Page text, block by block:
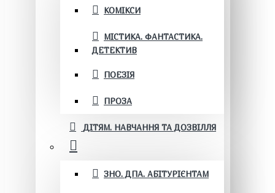
КОМІКСИ
МІСТИКА. ФАНТАСТИКА.
ДЕТЕКТИВ
ПОЕЗІЯ
ПРОЗА
ДІТЯМ. НАВЧАННЯ ТА ДОЗВІЛЛЯ
ЗНО. ДПА. АБІТУРІЄНТАМ